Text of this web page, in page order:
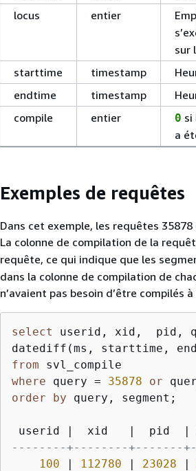
locus
entier
sur
starttime
timestamp
endtime
timestamp
compile
entier 0 si
a
Exemples de requêtes
Dans cet exemple, les requêtes
La colonne de compilation de la
requête, ce qui indique que les
dans la colonne de compilation de
n’avaient pas besoin d’être compilés
select
userid, xid,  pid,
datediff(ms, starttime,
from
where query = 35878 or
order
by query, segment;
userid |
  xid
|
  pid
|
--------+--------+-------
100
| 112780 | 23028 |